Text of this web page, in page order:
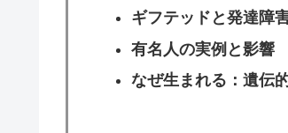
ギフテッドと発達障
有名人の実例と影響
なぜ生まれる：遺伝